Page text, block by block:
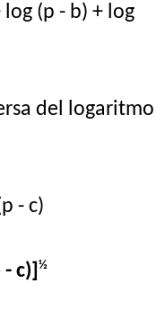
log (p - b) + log
del logaritmo
- c)
c)] ½